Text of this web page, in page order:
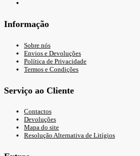
Informação
Sobre nós
Envios e Devoluções
Política de Privacidade
Termos e Condições
Serviço ao Cliente
Contactos
Devoluções
Mapa do site
Resolução Alternativa de Litígios